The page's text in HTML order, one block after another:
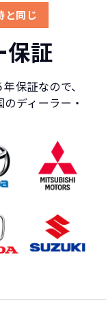
と同じ
保証
保証なので、
ディーラー・